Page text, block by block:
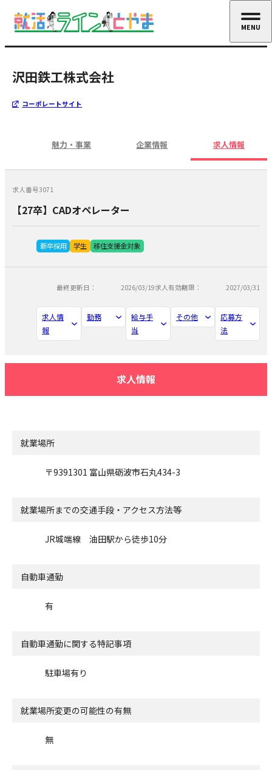
沢田鉄工株式会社
コーポレートサイト
魅力・事業 企業情報 求人情報
求人番号3071
【27卒】CADオペレーター
新卒採用 学生 移住支援金対象
最終更新日： 2026/03/19求人有効期限： 2027/03/31
求人情
報
勤務
給与手
当
その他
応募方
法
求人情報
就業場所
〒9391301 富山県砺波市石丸434-3
就業場所までの交通手段・アクセス方法等
JR城端線 油田駅から徒歩10分
自動車通勤
有
自動車通勤に関する特記事項
駐車場有り
就業場所変更の可能性の有無
無
MENU